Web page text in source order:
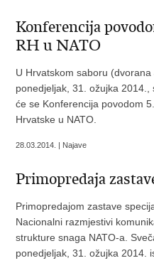
Konferencija
RH u NATO
U Hrvatskom saboru
ponedjeljak, 31. ožujka
će se Konferencija povodom
Hrvatske u NATO.
28.03.2014. | Najave
Primopredaja
Primopredajom zastave
Nacionalni razmjestivi
strukture snaga NATO-a.
ponedjeljak, 31. ožujka 2014.